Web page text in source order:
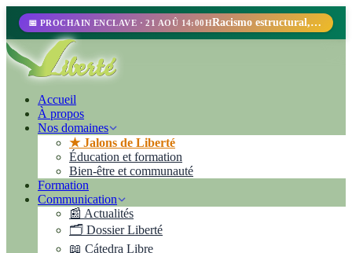
📅 PROCHAIN ENCLAVE · 21 AOÛ 14:00H Racismo estructural, perfilamiento racial y abolicionismo carcelario.
Accueil
À propos
Nos domaines
★ Jalons de Liberté
Éducation et formation
Bien-être et communauté
Formation
Communication
📰 Actualités
🗂️ Dossier Liberté
📖 Cátedra Libre